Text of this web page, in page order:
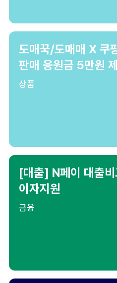
도매꾹/도매매 X 쿠
판매 응원금 5만원 제
상품
[대출] N페이 대출
이자지원
금융